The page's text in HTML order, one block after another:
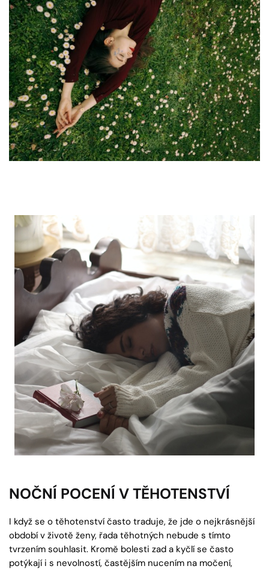
NOČNÍ POCENÍ V TĚHOTENSTVÍ
I když se o těhotenství často traduje, že jde o nejkrásnější
období v životě ženy, řada těhotných nebude s tímto
tvrzením souhlasit. Kromě bolesti zad a kyčlí se často
potýkají i s nevolností, častějším nucením na močení,